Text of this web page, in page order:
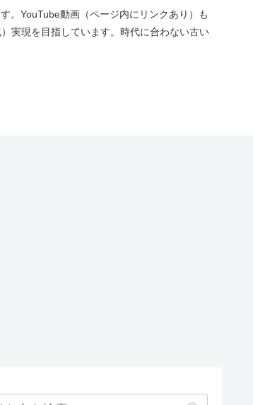
。YouTube動画（ページ内にリンクあり）も
実現を目指しています。時代に合わない古い